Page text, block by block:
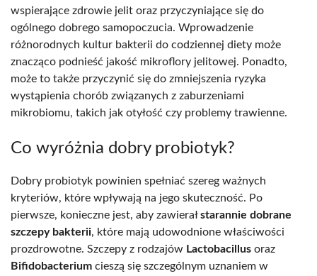
wspierające zdrowie jelit oraz przyczyniające się do
ogólnego dobrego samopoczucia. Wprowadzenie
różnorodnych kultur bakterii do codziennej diety może
znacząco podnieść jakość mikroflory jelitowej. Ponadto,
może to także przyczynić się do zmniejszenia ryzyka
wystąpienia chorób związanych z zaburzeniami
mikrobiomu, takich jak otyłość czy problemy trawienne.
Co wyróżnia dobry probiotyk?
Dobry probiotyk powinien spełniać szereg ważnych
kryteriów, które wpływają na jego skuteczność. Po
pierwsze, konieczne jest, aby zawierałstarannie dobrane
szczepy bakterii, które mają udowodnione właściwości
prozdrowotne. Szczepy z rodzajów Lactobacillus oraz
Bifidobacterium cieszą się szczególnym uznaniem w